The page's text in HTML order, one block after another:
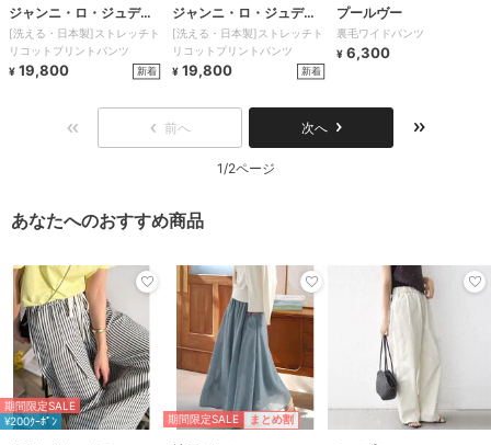
ジャンニ・ロ・ジュディ
チェ
[洗える・日本製]ストレッチト
リコットプリントパンツ
¥ 19,800 新着
ジャンニ・ロ・ジュディ
チェ
[洗える・日本製]ストレッチト
リコットプリントパンツ
¥ 19,800 新着
プールヴー
裏毛ワイドパンツ
¥ 6,300
前へ 次へ
1/2ページ
あなたへのおすすめ商品
期間限定SALE
¥200ｸｰﾎﾟﾝ
期間限定SALE まとめ割